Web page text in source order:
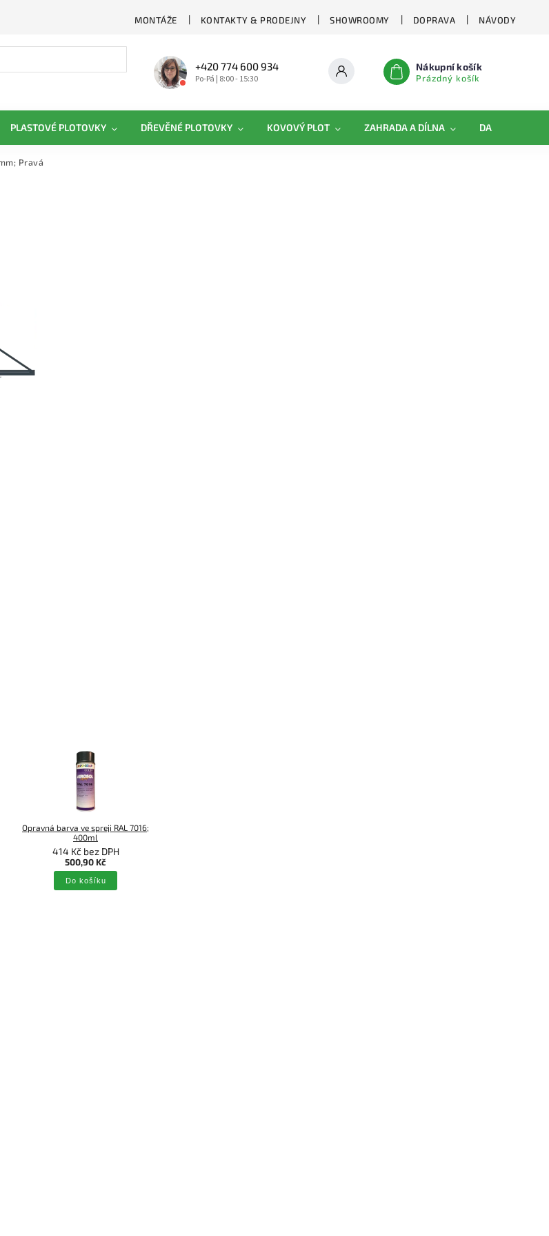
MONTÁŽE KONTAKTY & PRODEJNY SHOWROOMY DOPRAVA NÁVODY
+420 774 600 934
Po-Pá | 8:00 - 15:30
Nákupní košík
Prázdný košík
PLASTOVÉ PLOTOVKY DŘEVĚNÉ PLOTOVKY KOVOVÝ PLOT ZAHRADA A DÍLNA DAMIPLAST®
Pravá
Opravná barva ve spreji RAL 7016;
400ml
414 Kč bez DPH
500,90 Kč
Do košíku